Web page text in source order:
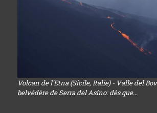
Volcan de l'Etna (Sicile, Italie) - Valle del
belvédère de Serra del Asino: dès que...